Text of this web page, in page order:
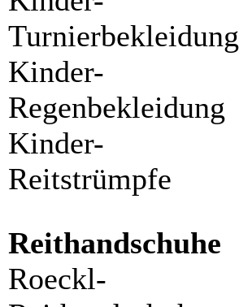
Turnierbekleidung
Kinder-
Regenbekleidung
Kinder-
Reitstrümpfe
Reithandschuhe
Roeckl-